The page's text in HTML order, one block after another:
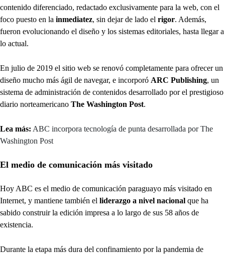
contenido diferenciado, redactado exclusivamente para la web, con el
foco puesto en la inmediatez, sin dejar de lado el rigor. Además,
fueron evolucionando el diseño y los sistemas editoriales, hasta llegar a
lo actual.
En julio de 2019 el sitio web se renovó completamente para ofrecer un
diseño mucho más ágil de navegar, e incorporó ARC Publishing, un
sistema de administración de contenidos desarrollado por el prestigioso
diario norteamericano The Washington Post.
Lea más: ABC incorpora tecnología de punta desarrollada por The
Washington Post
El medio de comunicación más visitado
Hoy ABC es el medio de comunicación paraguayo más visitado en
Internet, y mantiene también el liderazgo a nivel nacional que ha
sabido construir la edición impresa a lo largo de sus 58 años de
existencia.
Durante la etapa más dura del confinamiento por la pandemia de